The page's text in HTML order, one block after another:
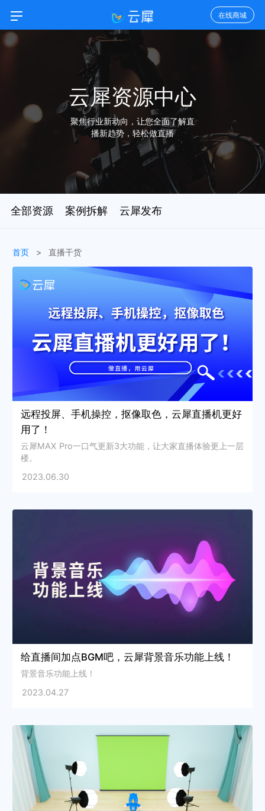
在线商城
云犀资源中心
聚焦行业新动向，让您全面了解直
播新趋势，轻松做直播
全部资源 案例拆解 云犀发布
首页 > 直播干货
远程投屏、手机操控，抠像取色，云犀直播机更好
用了！
云犀MAX Pro一口气更新3大功能，让大家直播体验更上一层
楼。
2023.06.30
给直播间加点BGM吧，云犀背景音乐功能上线！
背景音乐功能上线！
2023.04.27